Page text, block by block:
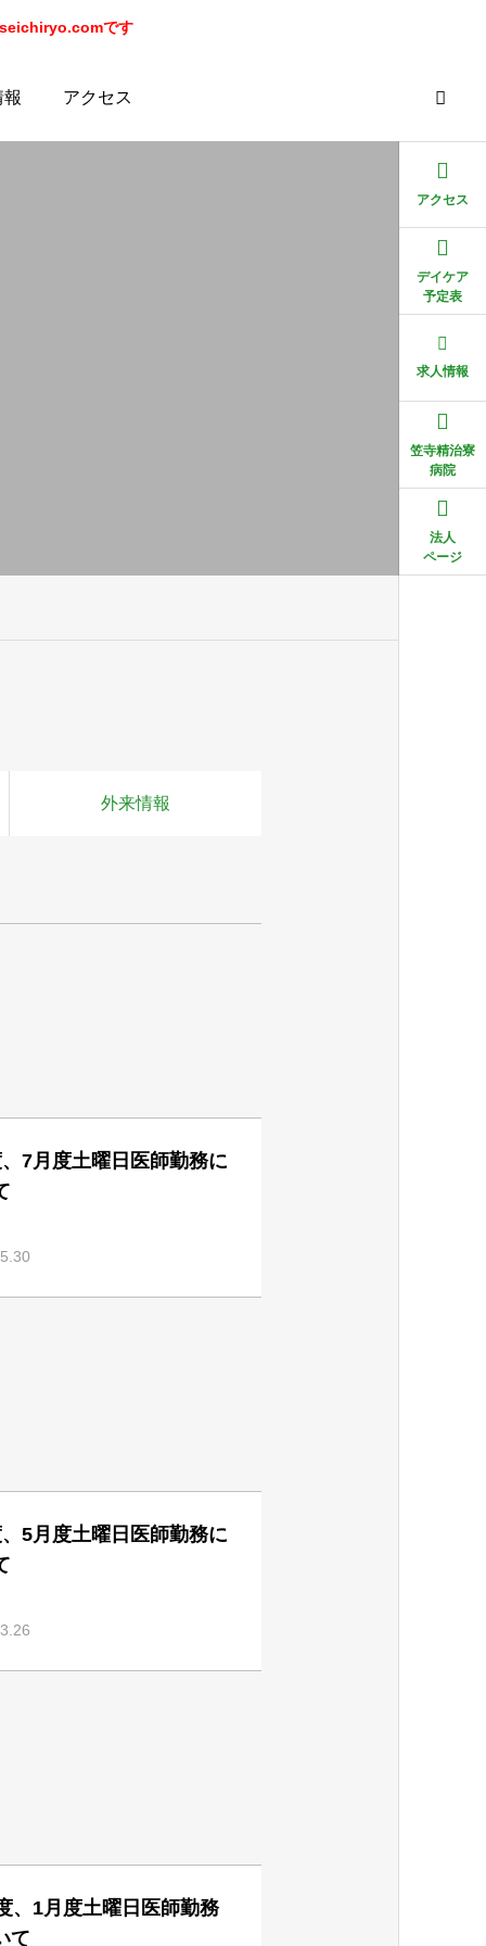
seichiryo.comです
アクセス
アクセス
デイケア
予定表
求人情報
笠寺精治寮
病院
法人
ページ
外来情報
7月度土曜日医師勤務に
5月度土曜日医師勤務に
、1月度土曜日医師勤務
て